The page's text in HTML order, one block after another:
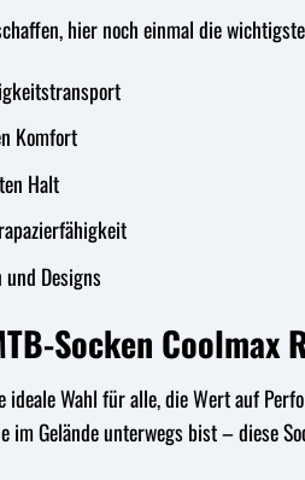
hier noch einmal die
Komfort
Halt
Designs
Socken Coolmax
ideale Wahl für alle, die Wert auf
Gelände unterwegs bist – diese